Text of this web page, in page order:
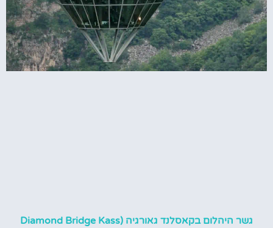
גשר היהלום בקאסלנד גאורגיה (Diamond Bridge Kass